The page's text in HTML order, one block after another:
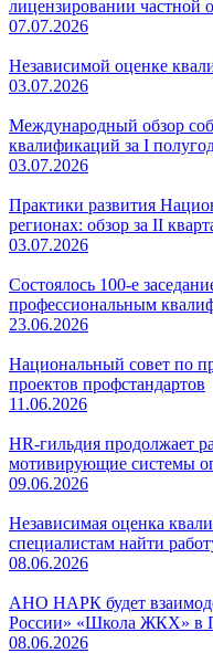
лицензировании частной
07.07.2026
Независимой оценке
03.07.2026
Международный обзор
квалификаций за I
03.07.2026
Практики развития
регионах: обзор за II
03.07.2026
Состоялось 100-е
профессиональным
23.06.2026
Национальный совет по
проектов профстандартов
11.06.2026
HR-гильдия продолжает
мотивирующие системы
09.06.2026
Независимая оценка
специалистам найти
08.06.2026
АНО НАРК будет
России» «Школа ЖКХ» в
08.06.2026